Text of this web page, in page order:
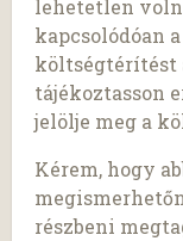
lehetetlen
kapcsolódóan
költségtérítést
tájékoztasson
jelölje meg a
Kérem, hogy
részbeni